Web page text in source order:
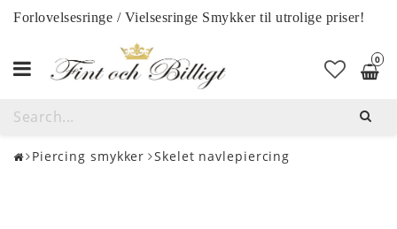
Forlovelsesringe / Vielsesringe Smykker til utrolige priser!
0
Toggle
navigation
Piercing smykker Skelet navlepiercing